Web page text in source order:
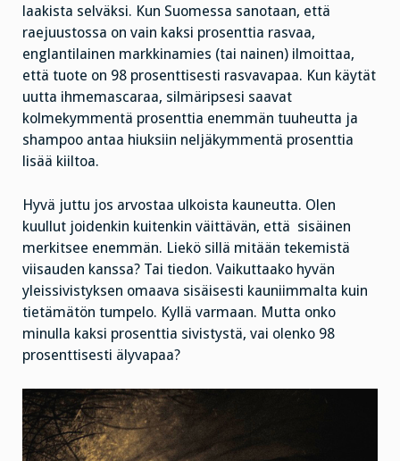
laakista selväksi. Kun Suomessa sanotaan, että
raejuustossa on vain kaksi prosenttia rasvaa,
englantilainen markkinamies (tai nainen) ilmoittaa,
että tuote on 98 prosenttisesti rasvavapaa. Kun käytät
uutta ihmemascaraa, silmäripsesi saavat
kolmekymmentä prosenttia enemmän tuuheutta ja
shampoo antaa hiuksiin neljäkymmentä prosenttia
lisää kiiltoa.
Hyvä juttu jos arvostaa ulkoista kauneutta. Olen
kuullut joidenkin kuitenkin väittävän, että sisäinen
merkitsee enemmän. Liekö sillä mitään tekemistä
viisauden kanssa? Tai tiedon. Vaikuttaako hyvän
yleissivistyksen omaava sisäisesti kauniimmalta kuin
tietämätön tumpelo. Kyllä varmaan. Mutta onko
minulla kaksi prosenttia sivistystä, vai olenko 98
prosenttisesti älyvapaa?